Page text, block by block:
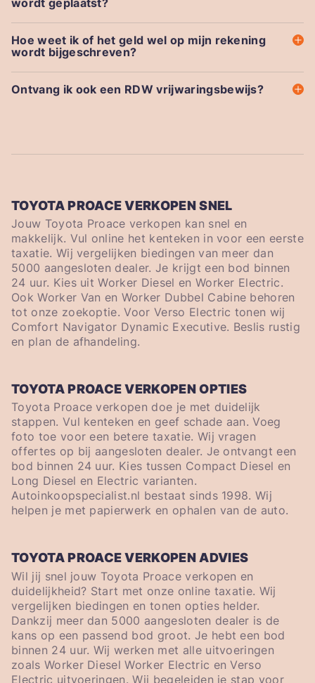
Hoe weet ik of het geld wel op mijn rekening
wordt bijgeschreven?
Ontvang ik ook een RDW vrijwaringsbewijs?
TOYOTA PROACE VERKOPEN SNEL
Jouw Toyota Proace verkopen kan snel en
makkelijk. Vul online het kenteken in voor een eerste
taxatie. Wij vergelijken biedingen van meer dan
5000 aangesloten dealer. Je krijgt een bod binnen
24 uur. Kies uit Worker Diesel en Worker Electric.
Ook Worker Van en Worker Dubbel Cabine behoren
tot onze zoekoptie. Voor Verso Electric tonen wij
Comfort Navigator Dynamic Executive. Beslis rustig
en plan de afhandeling.
TOYOTA PROACE VERKOPEN OPTIES
Toyota Proace verkopen doe je met duidelijk
stappen. Vul kenteken en geef schade aan. Voeg
foto toe voor een betere taxatie. Wij vragen
offertes op bij aangesloten dealer. Je ontvangt een
bod binnen 24 uur. Kies tussen Compact Diesel en
Long Diesel en Electric varianten.
Autoinkoopspecialist.nl bestaat sinds 1998. Wij
helpen je met papierwerk en ophalen van de auto.
TOYOTA PROACE VERKOPEN ADVIES
Wil jij snel jouw Toyota Proace verkopen en
duidelijkheid? Start met onze online taxatie. Wij
vergelijken biedingen en tonen opties helder.
Dankzij meer dan 5000 aangesloten dealer is de
kans op een passend bod groot. Je hebt een bod
binnen 24 uur. Wij werken met alle uitvoeringen
zoals Worker Diesel Worker Electric en Verso
Electric uitvoeringen. Wij begeleiden je stap voor